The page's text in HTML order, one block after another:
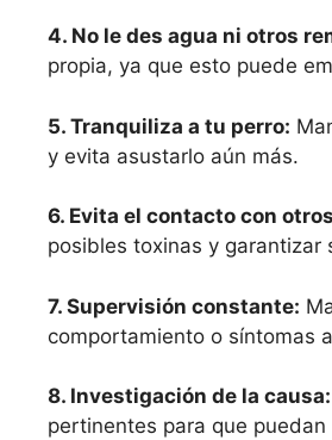
4. No le des agua ni otros
propia, ya que esto puede
5. Tranquiliza a tu perro:
y evita asustarlo aún más.
6. Evita el contacto con
posibles toxinas y garantizar
7. Supervisión constante:
comportamiento o síntomas
8. Investigación de la causa:
pertinentes para que